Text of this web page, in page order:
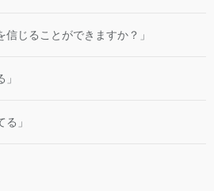
信じることができますか？」
」